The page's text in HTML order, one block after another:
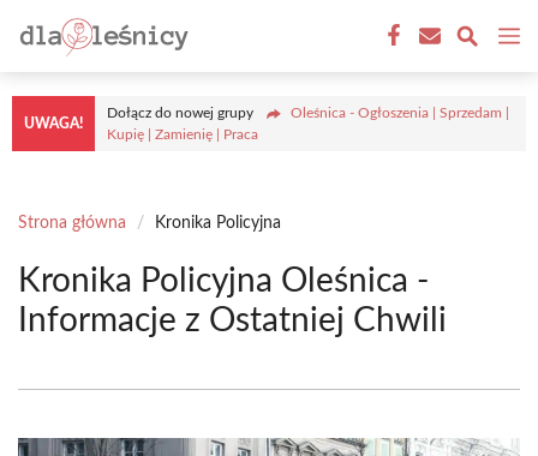
do
treści
UWAGA!
Dołącz do nowej grupy
Oleśnica - Ogłoszenia | Sprzedam |
Kupię | Zamienię | Praca
Strona główna / Kronika Policyjna
Kronika Policyjna Oleśnica -
Informacje z Ostatniej Chwili